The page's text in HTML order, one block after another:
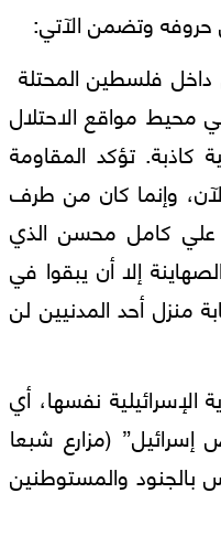
حروفه وتضمن الآتي:
داخل فلسطين المحتلة
مواقع الاحتلال
تؤكد المقاومة
وإنما كان من طرف
علي كامل محسن الذي
إلا أن يبقوا في
منزل أحد المدنيين لن
نفسها، أي
(مزارع شبعا
بالجنود والمستوطنين